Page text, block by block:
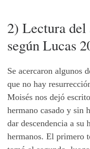
2) Lectura del
según Lucas
Se acercaron algunos
que no hay
Moisés nos dejó
hermano casado y sin
dar descendencia a su
hermanos. El primero